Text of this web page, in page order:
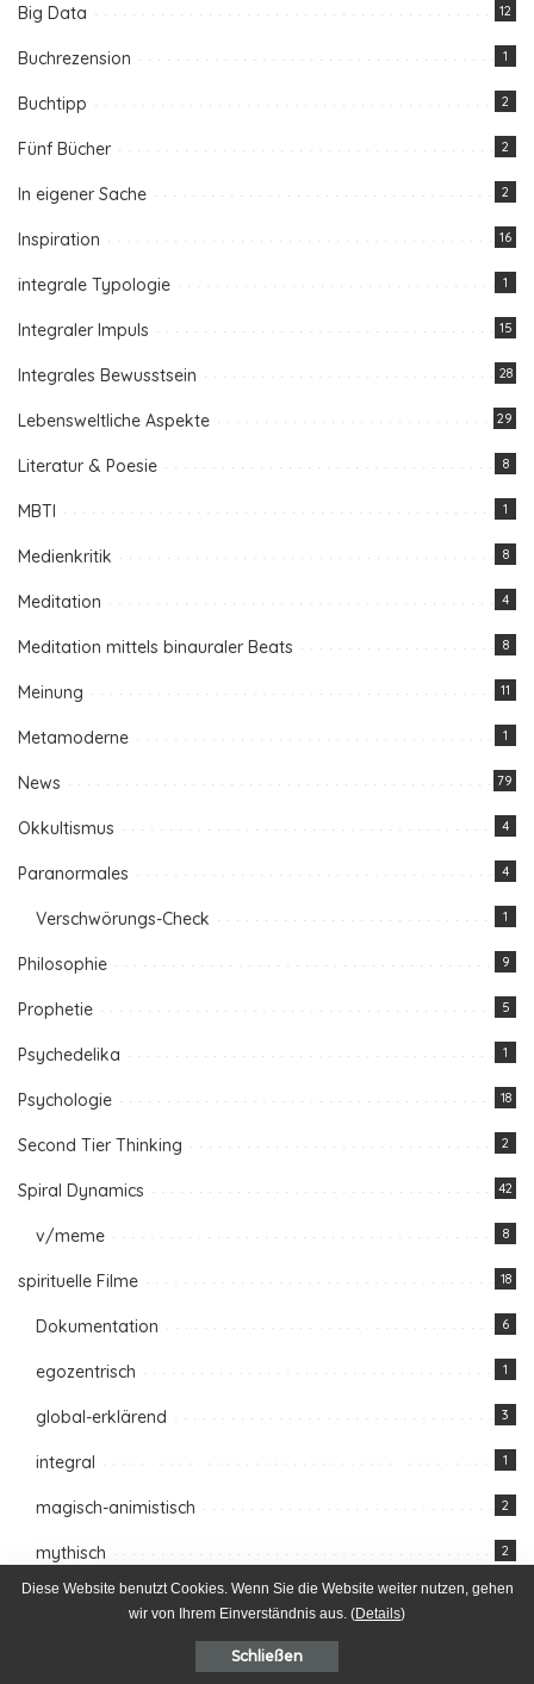
Big Data 12
Buchrezension 1
Buchtipp 2
Fünf Bücher 2
In eigener Sache 2
Inspiration 16
integrale Typologie 1
Integraler Impuls 15
Integrales Bewusstsein 28
Lebensweltliche Aspekte 29
Literatur & Poesie 8
MBTI 1
Medienkritik 8
Meditation 4
Meditation mittels binauraler Beats 8
Meinung 11
Metamoderne 1
News 79
Okkultismus 4
Paranormales 4
Verschwörungs-Check 1
Philosophie 9
Prophetie 5
Psychedelika 1
Psychologie 18
Second Tier Thinking 2
Spiral Dynamics 42
v/meme 8
spirituelle Filme 18
Dokumentation 6
egozentrisch 1
global-erklärend 3
integral 1
magisch-animistisch 2
mythisch 2
Postmodern 8
Diese Website benutzt Cookies. Wenn Sie die Website weiter nutzen, gehen
wir von Ihrem Einverständnis aus. (Details)
Schließen